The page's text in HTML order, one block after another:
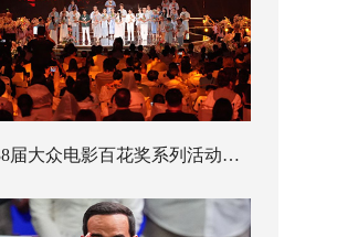
第38届大众电影百花奖系列活动开幕